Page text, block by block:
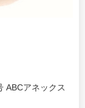
ABCアネックス